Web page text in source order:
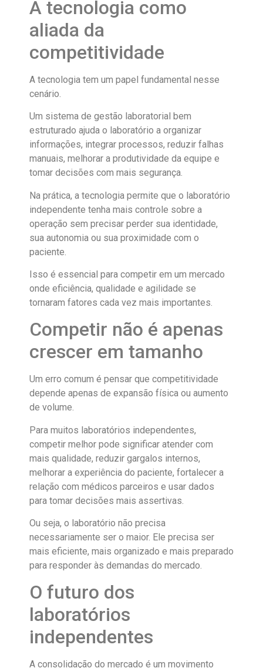
A tecnologia como
aliada da
competitividade
A tecnologia tem um papel fundamental nesse
cenário.
Um sistema de gestão laboratorial bem
estruturado ajuda o laboratório a organizar
informações, integrar processos, reduzir falhas
manuais, melhorar a produtividade da equipe e
tomar decisões com mais segurança.
Na prática, a tecnologia permite que o laboratório
independente tenha mais controle sobre a
operação sem precisar perder sua identidade,
sua autonomia ou sua proximidade com o
paciente.
Isso é essencial para competir em um mercado
onde eficiência, qualidade e agilidade se
tornaram fatores cada vez mais importantes.
Competir não é apenas
crescer em tamanho
Um erro comum é pensar que competitividade
depende apenas de expansão física ou aumento
de volume.
Para muitos laboratórios independentes,
competir melhor pode significar atender com
mais qualidade, reduzir gargalos internos,
melhorar a experiência do paciente, fortalecer a
relação com médicos parceiros e usar dados
para tomar decisões mais assertivas.
Ou seja, o laboratório não precisa
necessariamente ser o maior. Ele precisa ser
mais eficiente, mais organizado e mais preparado
para responder às demandas do mercado.
O futuro dos
laboratórios
independentes
A consolidação do mercado é um movimento